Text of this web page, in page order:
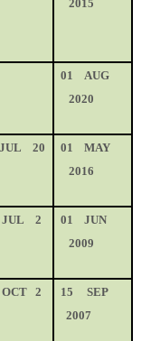
2015
01
AUG
2020
JUL
20
01
MAY
2016
JUL
2
01
JUN
2009
OCT
2
15
SEP
2007